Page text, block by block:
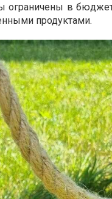
ограничены в
продуктами.